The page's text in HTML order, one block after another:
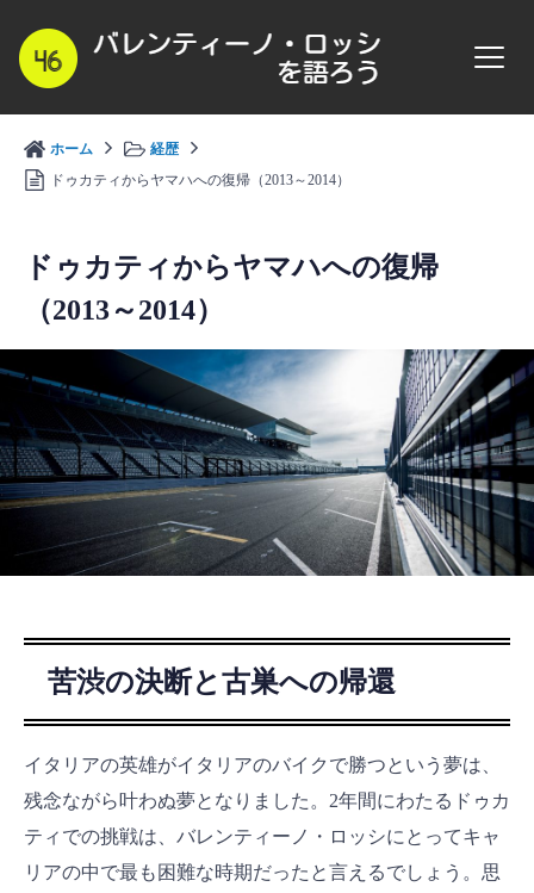
ホーム
経歴
ドゥカティからヤマハへの復帰（2013～2014）
ドゥカティからヤマハへの復帰
（2013～2014）
苦渋の決断と古巣への帰還
イタリアの英雄がイタリアのバイクで勝つという夢は、
残念ながら叶わぬ夢となりました。2年間にわたるドゥカ
ティでの挑戦は、バレンティーノ・ロッシにとってキャ
リアの中で最も困難な時期だったと言えるでしょう。思